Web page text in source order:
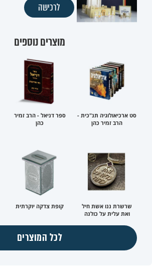
לרכישה
מוצרים נוספים
סט ארכיאולוגיה תנ"כית -
הרב זמיר כהן
ספר דניאל - הרב זמיר
כהן
שרשרת ננו אשת חיל
ואת עלית על כולנה
קופת צדקה יוקרתית
לכל המוצרים